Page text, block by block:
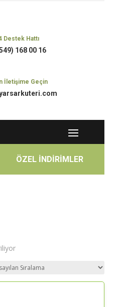
Destek Hattı
168 00 16
İletişime Geçin
ÖZEL İNDİRİMLER